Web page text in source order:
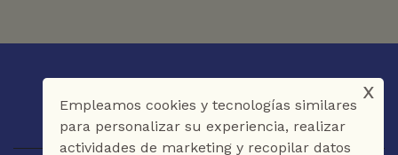
Empleamos cookies y tecnologías similares
para personalizar su experiencia, realizar
actividades de marketing y recopilar datos
x